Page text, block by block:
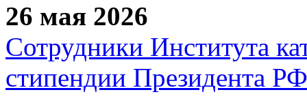
26 мая 2026
Сотрудники Института
стипендии Президента РФ